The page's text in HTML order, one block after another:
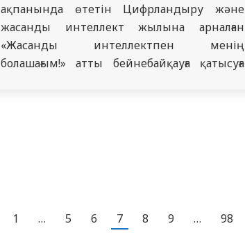
ақпанында өтетін Цифрландыру және
жасанды интеллект жылына арналған
«Жасанды интеллектпен менің
болашағым!» атты бейнебайқауға қатысуға
Бірқатысушы(немесекоманда) ең…
1 … 5 6 7 8 9 … 98